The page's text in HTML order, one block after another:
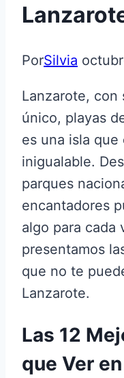
PorSilvia
Lanzarote, con
único, playas
es una isla
inigualable.
parques
encantadores
algo para cada
presentamos
que no te
Lanzarote.
Las 12
que Ver